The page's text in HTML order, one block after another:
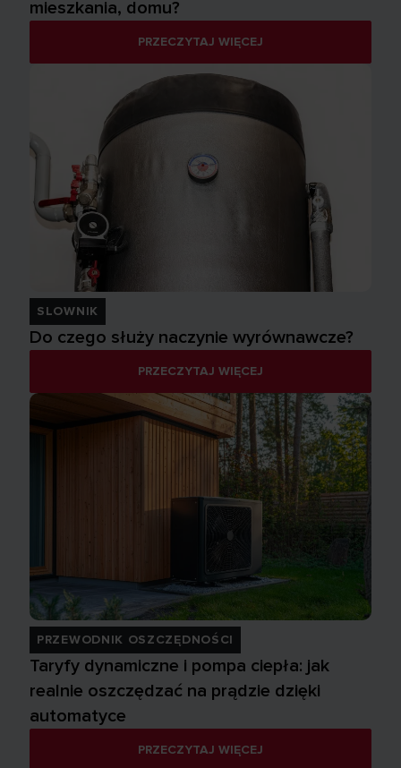
mieszkania, domu?
PRZECZYTAJ WIĘCEJ
SLOWNIK
Do czego służy naczynie wyrównawcze?
PRZECZYTAJ WIĘCEJ
PRZEWODNIK OSZCZĘDNOŚCI
Taryfy dynamiczne i pompa ciepła: jak
realnie oszczędzać na prądzie dzięki
automatyce
PRZECZYTAJ WIĘCEJ